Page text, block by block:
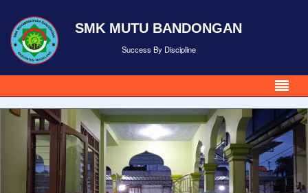
SMK MUTU BANDONGAN
Success By Discipline